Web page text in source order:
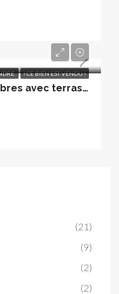
! CE BIEN EST VENDU !
Bel appartement 2 chambres avec terrasse et jardinet
(21)
(9)
(2)
(2)